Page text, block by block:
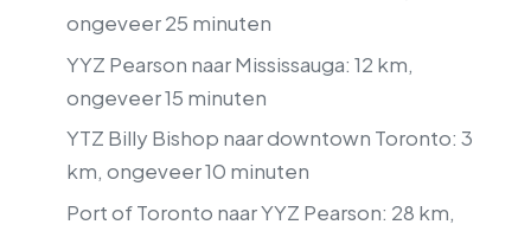
ongeveer 25 minuten
YYZ Pearson naar Mississauga: 12 km,
ongeveer 15 minuten
YTZ Billy Bishop naar downtown Toronto: 3
km, ongeveer 10 minuten
Port of Toronto naar YYZ Pearson: 28 km,